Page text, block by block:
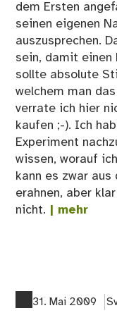
dem Ersten
seinen eigenen
auszusprechen.
sein, damit einen
sollte absolute
welchem man
verrate ich hier
kaufen ;-). Ich
Experiment
wissen, worauf
kann es zwar aus
erahnen, aber
nicht. | mehr
31. Mai 2009